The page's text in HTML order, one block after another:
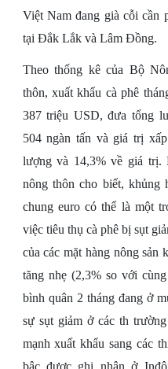
Việt Nam đang già cỗi cần
tại Đắk Lắk và Lâm Đồng.
Theo thống kê của Bộ
thôn, xuất khẩu cà phê
387 triệu USD, đưa tổng
504 ngàn tấn và giá trị
lượng và 14,3% về giá trị.
nông thôn cho biết, khủng
chung euro có thể là một
việc tiêu thụ cà phê bị sụt
của các mặt hàng nông sản
tăng nhẹ (2,3% so với
bình quân 2 tháng đang ở
sự sụt giảm ở các th
mạnh xuất khẩu sang các
bậc được ghi nhận ở